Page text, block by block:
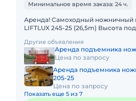
Минимальное время заказа: 24 ч.
Аренда! Самоходный ножничный
LIFTLUX 245-25 (26,5m) Высота
Выдвижная секция п
Другие объявления
Аренда подъемника
Цена по запросу
Аренда подъемника
205-25
Цена по запросу
Показать еще 5 из 7